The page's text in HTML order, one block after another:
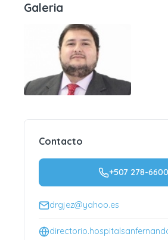
Galeria
Contacto
+507 278-6600
drgjez@yahoo.es